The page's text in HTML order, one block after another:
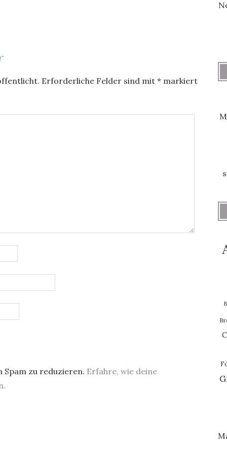
Erforderliche Felder sind mit * markiert
Spam zu reduzieren. Erfahre, wie deine